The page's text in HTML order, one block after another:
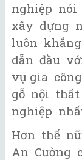
nghiệp
xây dựng
luôn
dẫn đầu
vụ gia
gỗ nội
nghiệp
Hơn thế
An Cường